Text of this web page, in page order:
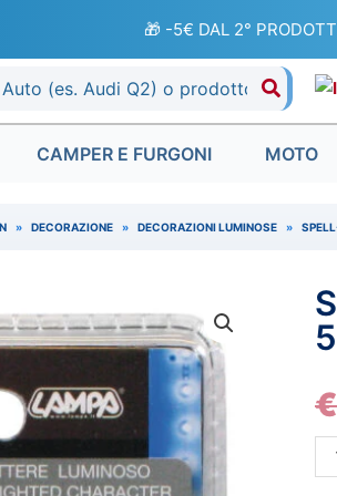
🎁 -5€ DAL 2°
CAMPER E FURGONI MOTO
» DECORAZIONE » DECORAZIONI LUMINOSE »
5
It
Led,
-